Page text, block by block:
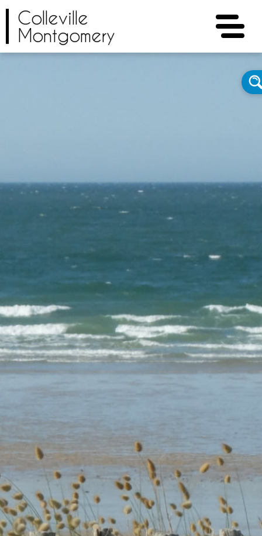
Colleville
Montgomery